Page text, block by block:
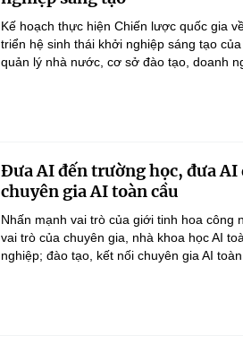
Kế hoạch thực hiện Chiến lược quốc gia
triển hệ sinh thái khởi nghiệp sáng tạo
quản lý nhà nước, cơ sở đào tạo, doanh
Đưa AI đến trường học, đưa
chuyên gia AI toàn cầu
Nhấn mạnh vai trò của giới tinh hoa công
vai trò của chuyên gia, nhà khoa học AI
nghiệp; đào tạo, kết nối chuyên gia AI